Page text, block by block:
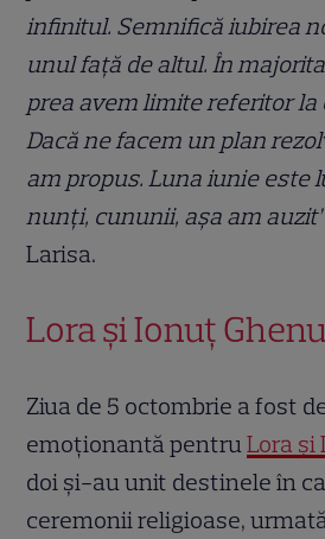
infinitul. Semnifică iubirea
unul față de altul. În
prea avem limite referitor la
Dacă ne facem un plan
am propus. Luna iunie este
nunți, cununii, așa am
Larisa.
Lora și Ionuț Ghenu
Ziua de 5 octombrie a fost
emoționantă pentruLora și
doi și-au unit destinele în
ceremonii religioase,